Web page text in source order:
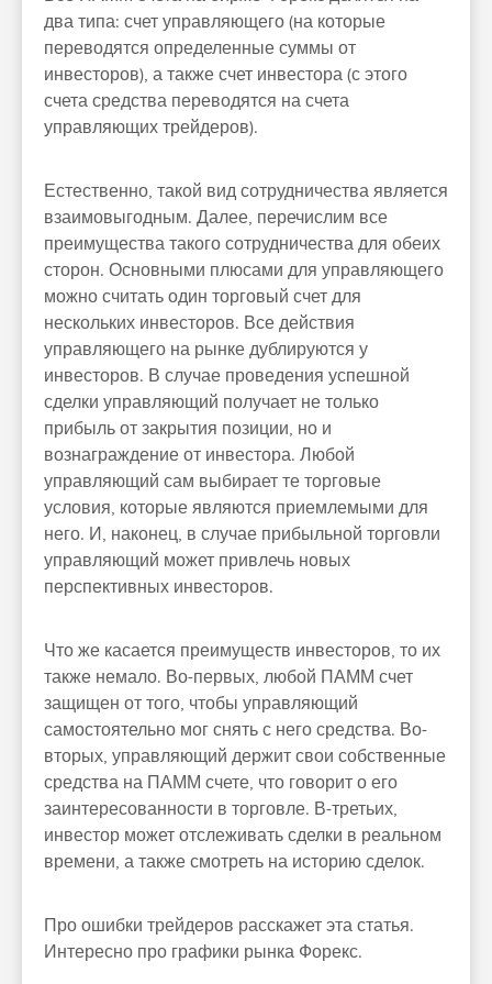
два типа: счет управляющего (на которые
переводятся определенные суммы от
инвесторов), а также счет инвестора (с этого
счета средства переводятся на счета
управляющих трейдеров).
Естественно, такой вид сотрудничества является
взаимовыгодным. Далее, перечислим все
преимущества такого сотрудничества для обеих
сторон. Основными плюсами для управляющего
можно считать один торговый счет для
нескольких инвесторов. Все действия
управляющего на рынке дублируются у
инвесторов. В случае проведения успешной
сделки управляющий получает не только
прибыль от закрытия позиции, но и
вознаграждение от инвестора. Любой
управляющий сам выбирает те торговые
условия, которые являются приемлемыми для
него. И, наконец, в случае прибыльной торговли
управляющий может привлечь новых
перспективных инвесторов.
Что же касается преимуществ инвесторов, то их
также немало. Во-первых, любой ПАММ счет
защищен от того, чтобы управляющий
самостоятельно мог снять с него средства. Во-
вторых, управляющий держит свои собственные
средства на ПАММ счете, что говорит о его
заинтересованности в торговле. В-третьих,
инвестор может отслеживать сделки в реальном
времени, а также смотреть на историю сделок.
Про ошибки трейдеров расскажет эта статья.
Интересно про графики рынка Форекс.